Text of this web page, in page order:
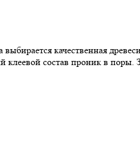
качественная
клеевой состав проник в поры.